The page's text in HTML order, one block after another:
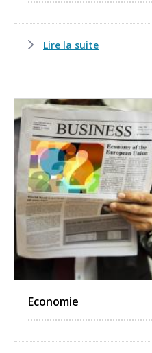
Lire la suite
Economie